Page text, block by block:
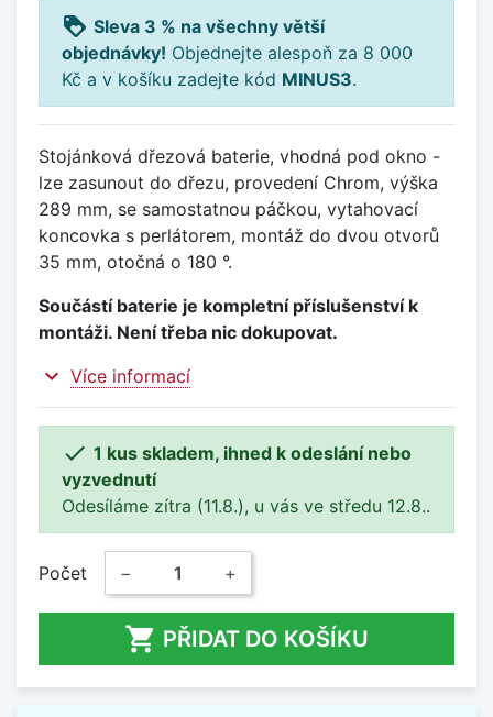
loyalty Sleva 3 % na všechny větší
objednávky! Objednejte alespoň za 8 000
Kč a v košíku zadejte kód MINUS3.
Stojánková dřezová baterie, vhodná pod okno -
lze zasunout do dřezu, provedení Chrom, výška
289 mm, se samostatnou páčkou, vytahovací
koncovka s perlátorem, montáž do dvou otvorů
35 mm, otočná o 180 °.
Součástí baterie je kompletní příslušenství k
montáži. Není třeba nic dokupovat.
expand_more Více informací
 1 kus skladem, ihned k odeslání nebo
vyzvednutí
Odesíláme zítra (11.8.), u vás ve středu 12.8..
Počet − +
 PŘIDAT DO KOŠÍKU